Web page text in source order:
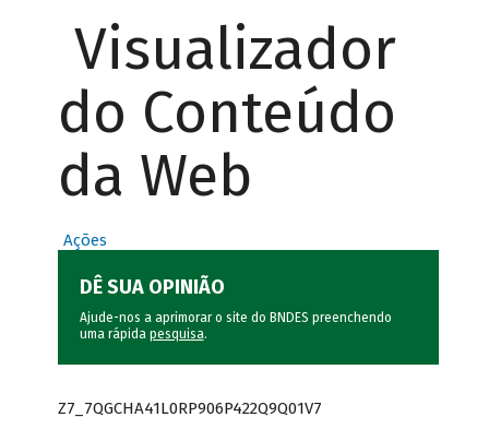
Visualizador
do Conteúdo
da Web
Ações
DÊ SUA OPINIÃO
Ajude-nos a aprimorar o site do BNDES preenchendo
uma rápida pesquisa.
Z7_7QGCHA41L0RP906P422Q9Q01V7